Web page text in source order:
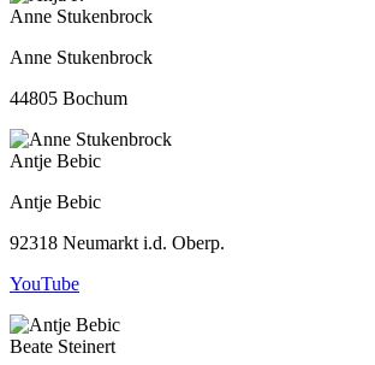
Anne Stukenbrock
Anne Stukenbrock
44805 Bochum
Antje Bebic
Antje Bebic
92318 Neumarkt i.d. Oberp.
YouTube
Beate Steinert